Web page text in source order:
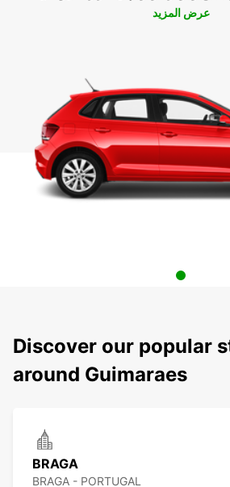
عرض المزيد
Discover our popular
around Guimaraes
BRAGA
BRAGA - PORTUGAL